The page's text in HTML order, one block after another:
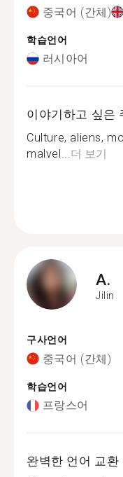
중국어 (간체)
학습언어
러시아어
이야기하고 싶은
Culture, aliens,
malvel...더 보기
A.
Jilin
구사언어
중국어 (간체)
학습언어
프랑스어
완벽한 언어 교환